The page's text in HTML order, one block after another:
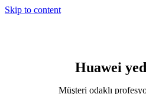
Skip to content
Huawei
Müşteri odaklı